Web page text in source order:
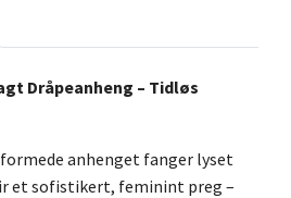
Dråpeanheng – Tidløs
anheng­et fanger lyset
et sofistikert, feminint preg –